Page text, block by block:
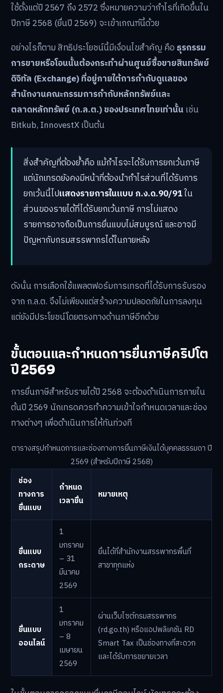
ใช้ตั้งแต่ปี 2567 ถึง 2572 ซึ่งหมายความว่ากำไรที่เกิดขึ้นใน
ปีภาษี 2568 (ยื่นปี 2569) จะเข้าเกณฑ์นี้ด้วย
อย่างไรก็ตาม สิทธิประโยชน์นี้มีเงื่อนไขสำคัญ คือ ธุรกรรม
การขายหรือโอนนั้นต้องกระทำผ่านศูนย์ซื้อขายสินทรัพย์
ดิจิทัล (Exchange) ที่อยู่ภายใต้การกำกับดูแลของ
สำนักงานคณะกรรมการกำกับหลักทรัพย์และ
ตลาดหลักทรัพย์ (ก.ล.ต.) ของประเทศไทยเท่านั้น เช่น
Bitkub, InnovestX เป็นต้น
สิ่งสำคัญที่ต้องย้ำคือ แม้กำไรจะได้รับการยกเว้นภาษี
แต่นักเทรดยังคงมีหน้าที่ต้องนำกำไรส่วนที่ได้รับการ
ยกเว้นนี้ไปแสดงรายการในแบบ ภ.ง.ด.90/91ใน
ส่วนของรายได้ที่ได้รับยกเว้นภาษี การไม่แสดง
รายการอาจถือเป็นการยื่นแบบไม่สมบูรณ์ และอาจมี
ปัญหากับกรมสรรพากรได้ในภายหลัง
ดังนั้น การเลือกใช้แพลตฟอร์มการเทรดที่ได้รับการรับรอง
จาก ก.ล.ต. จึงไม่เพียงแต่สร้างความปลอดภัยในการลงทุน
แต่ยังมีประโยชน์โดยตรงทางด้านภาษีอีกด้วย
ขั้นตอนและกำหนดการยื่นภาษีคริปโต
ปี 2569
การยื่นภาษีสำหรับรายได้ปี 2568 จะต้องดำเนินการภายใน
ต้นปี 2569 นักเทรดควรทำความเข้าใจกำหนดเวลาและช่อง
ทางต่างๆ เพื่อดำเนินการให้ทันท่วงที
ตารางสรุปกำหนดการและช่องทางการยื่นภาษีเงินได้บุคคลธรรมดา ปี
2569 (สำหรับปีภาษี 2568)
ช่อง
ทางการ
ยื่นแบบ
กำหนด
เวลายื่น
หมายเหตุ
ยื่นแบบ
กระดาษ
1
มกราคม
– 31
มีนาคม
2569
ยื่นได้ที่สำนักงานสรรพากรพื้นที่
สาขาทุกแห่ง
ยื่นแบบ
ออนไลน์
1
มกราคม
– 8
เมษายน
2569
ผ่านเว็บไซต์กรมสรรพากร
(rd.go.th) หรือแอปพลิเคชัน RD
Smart Tax เป็นช่องทางที่สะดวก
และได้รับการขยายเวลา